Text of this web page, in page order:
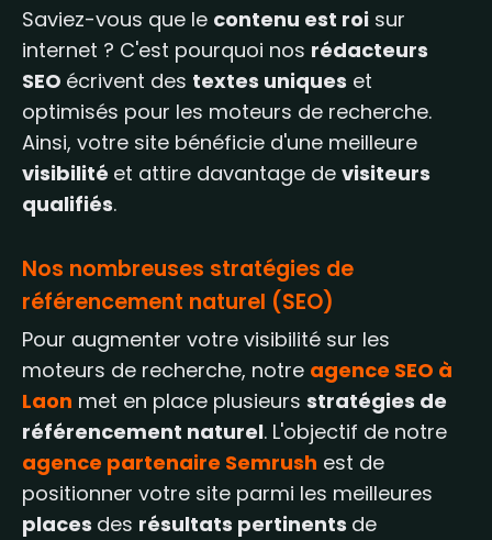
Saviez-vous que le contenu est roi sur
internet ? C'est pourquoi nos rédacteurs
SEO écrivent des textes uniques et
optimisés pour les moteurs de recherche.
Ainsi, votre site bénéficie d'une meilleure
visibilité et attire davantage de visiteurs
qualifiés.
Nos nombreuses stratégies de
référencement naturel (SEO)
Pour augmenter votre visibilité sur les
moteurs de recherche, notre agence SEO à
Laon met en place plusieurs stratégies de
référencement naturel. L'objectif de notre
agence partenaire Semrush est de
positionner votre site parmi les meilleures
places des résultats pertinents de